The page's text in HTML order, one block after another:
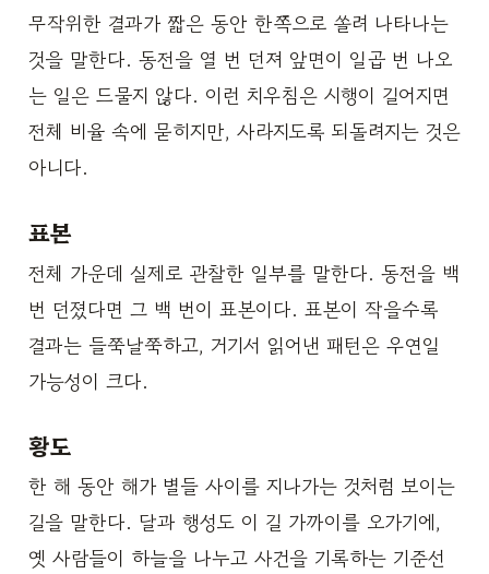
무작위한 결과가 짧은 동안 한쪽으로 쏠려 나타나는
것을 말한다. 동전을 열 번 던져 앞면이 일곱 번 나오
는 일은 드물지 않다. 이런 치우침은 시행이 길어지면
전체 비율 속에 묻히지만, 사라지도록 되돌려지는 것은
아니다.
표본
전체 가운데 실제로 관찰한 일부를 말한다. 동전을 백
번 던졌다면 그 백 번이 표본이다. 표본이 작을수록
결과는 들쭉날쭉하고, 거기서 읽어낸 패턴은 우연일
가능성이 크다.
황도
한 해 동안 해가 별들 사이를 지나가는 것처럼 보이는
길을 말한다. 달과 행성도 이 길 가까이를 오가기에,
옛 사람들이 하늘을 나누고 사건을 기록하는 기준선